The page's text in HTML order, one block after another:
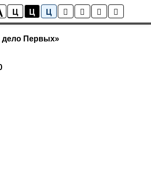
Ц Ц Ц
Галерея
дело Первых»